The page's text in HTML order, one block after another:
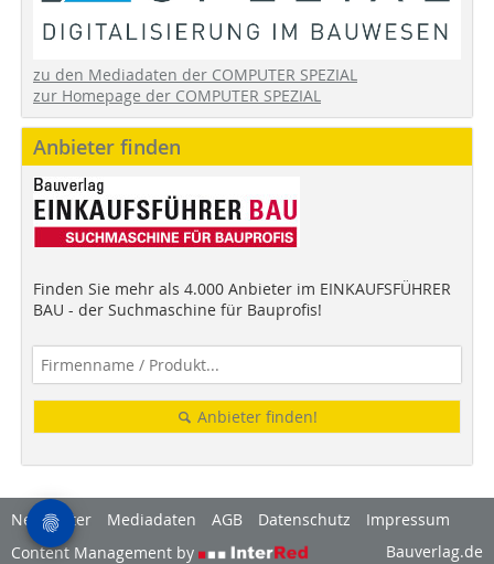
zu den Mediadaten der COMPUTER SPEZIAL
zur Homepage der COMPUTER SPEZIAL
Anbieter finden
Finden Sie mehr als 4.000 Anbieter im EINKAUFSFÜHRER
BAU - der Suchmaschine für Bauprofis!
Anbieter finden!
Newsletter Mediadaten AGB Datenschutz
Impressum
Content Management by
Bauverlag.de